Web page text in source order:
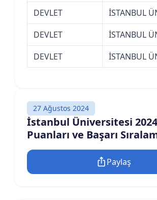
DEVLET
İSTANBUL
DEVLET
İSTANBUL
DEVLET
İSTANBUL
27 Ağustos 2024
İstanbul Üniversitesi
Puanları ve Başarı
Paylaş